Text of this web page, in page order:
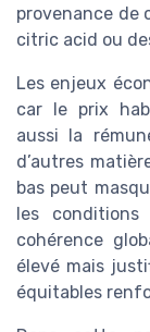
provenance de
citric acid ou
Les enjeux
car le prix
aussi la
d’autres
bas peut
les
cohérence
élevé mais
équitables